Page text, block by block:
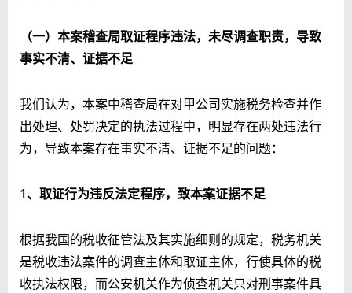
（一）本案稽查局取证程序违法，未尽调查职责，导致
事实不清、证据不足
我们认为，本案中稽查局在对甲公司实施税务检查并作
出处理、处罚决定的执法过程中，明显存在两处违法行
为，导致本案存在事实不清、证据不足的问题：
1、取证行为违反法定程序，致本案证据不足
根据我国的税收征管法及其实施细则的规定，税务机关
是税收违法案件的调查主体和取证主体，行使具体的税
收执法权限，而公安机关作为侦查机关只对刑事案件具